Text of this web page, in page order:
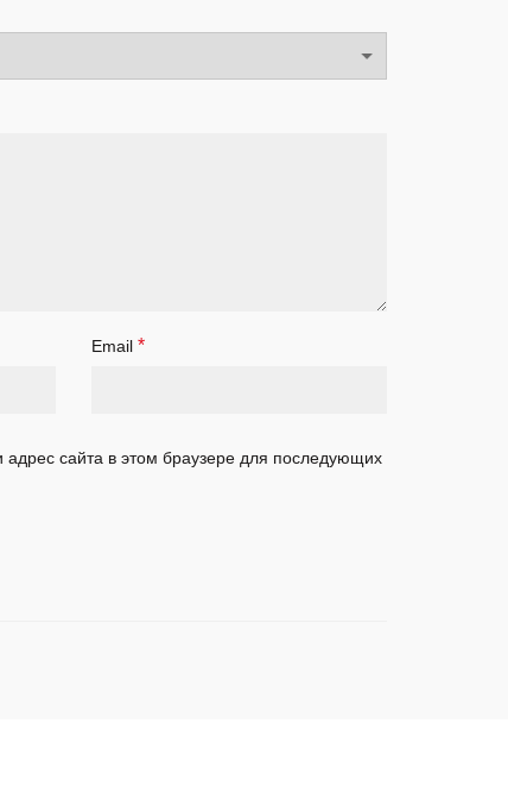
Email *
сайта в этом браузере для последующих